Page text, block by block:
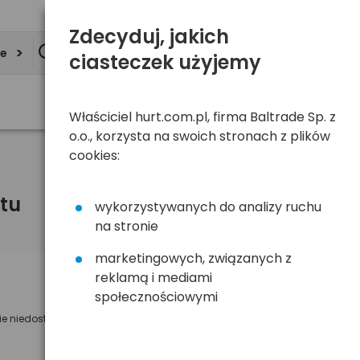
niedostępny
Powiadom mnie o dostępności
Zdecyduj, jakich
ciasteczek użyjemy
Właściciel hurt.com.pl, firma Baltrade Sp. z
o.o., korzysta na swoich stronach z plików
cookies:
wykorzystywanych do analizy ruchu
na stronie
marketingowych, związanych z
reklamą i mediami
społecznościowymi